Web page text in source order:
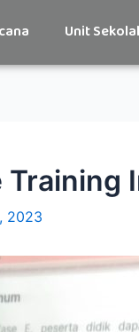
Unit
2023